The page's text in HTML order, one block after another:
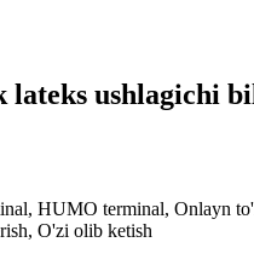
ushlagichi
HUMO terminal, Onlayn
O'zi olib ketish